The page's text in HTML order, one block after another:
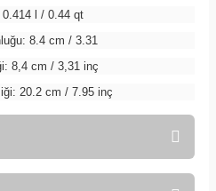
0.414 l / 0.44 qt
8.4 cm / 3.31
8,4 cm / 3,31 inç
20.2 cm / 7.95 inç